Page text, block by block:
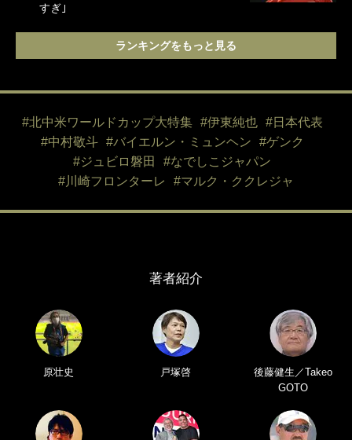
すぎ｣
ランキングをもっと見る
#北中米ワールドカップ大特集 #伊東純也
#日本代表
#中村敬斗
#バイエルン・ミュンヘン
#ゲンク
#ジュビロ磐田
#なでしこジャパン
#川崎フロンターレ
#マルク・ククレジャ
著者紹介
原壮史 戸塚啓
後藤健生／Takeo
GOTO